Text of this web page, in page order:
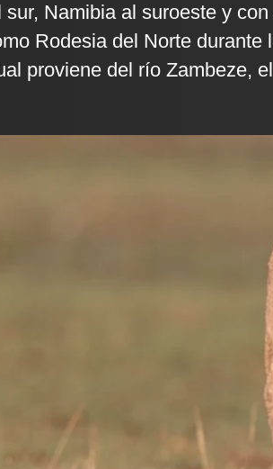
sur, Namibia al suroeste y
Rodesia del Norte durante
proviene del río Zambeze,